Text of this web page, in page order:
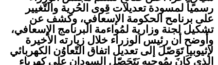
رسمياً لمسودة تعديلات قِوى الحُرية والتّغيير
على برنامح الحكومة الإسعافي، وكشف عن
تشكيل لجنة وزارية لمُواءمة البرنامج الإسعافي،
وأوضح أن رئيس الوزراء خلال زيارته الأخيرة
لإثيوبيا تَوَصّلَ إلى تعديل اتفاق التّعاوُن الكهربائي
الذي كَانَ بمُوجبه يَتَحَصّل السودان على كهرباء